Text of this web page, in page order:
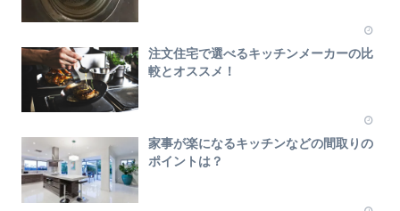
注文住宅で選べるキッチンメーカーの比
較とオススメ！
家事が楽になるキッチンなどの間取りの
ポイントは？